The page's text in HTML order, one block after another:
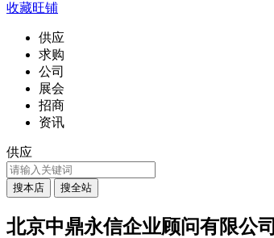
收藏旺铺
供应
求购
公司
展会
招商
资讯
供应
北京中鼎永信企业顾问有限公司